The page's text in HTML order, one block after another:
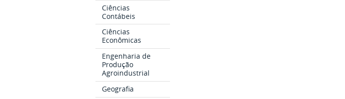
Ciências
Contábeis
Ciências
Econômicas
Engenharia de
Produção
Agroindustrial
Geografia